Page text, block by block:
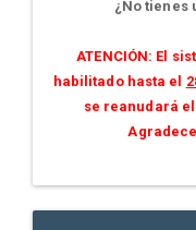
¿No tienes
ATENCIÓN: El
habilitado hasta el
se reanudará el